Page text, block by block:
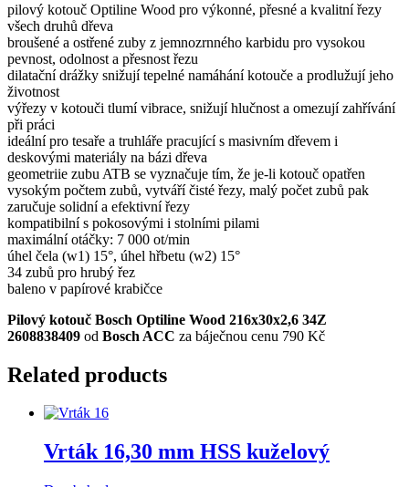
pilový kotouč Optiline Wood pro výkonné, přesné a kvalitní řezy
všech druhů dřeva
broušené a ostřené zuby z jemnozrnného karbidu pro vysokou
pevnost, odolnost a přesnost řezu
dilatační drážky snižují tepelné namáhání kotouče a prodlužují jeho
životnost
výřezy v kotouči tlumí vibrace, snižují hlučnost a omezují zahřívání
při práci
ideální pro tesaře a truhláře pracující s masivním dřevem i
deskovými materiály na bázi dřeva
geometriie zubu ATB se vyznačuje tím, že je-li kotouč opatřen
vysokým počtem zubů, vytváří čisté řezy, malý počet zubů pak
zaručuje solidní a efektivní řezy
kompatibilní s pokosovými i stolními pilami
maximální otáčky: 7 000 ot/min
úhel čela (w1) 15°, úhel hřbetu (w2) 15°
34 zubů pro hrubý řez
baleno v papírové krabičce
Pilový kotouč Bosch Optiline Wood 216x30x2,6 34Z
2608838409 od Bosch ACC za báječnou cenu 790 Kč
Related products
Vrták 16,30 mm HSS kuželový